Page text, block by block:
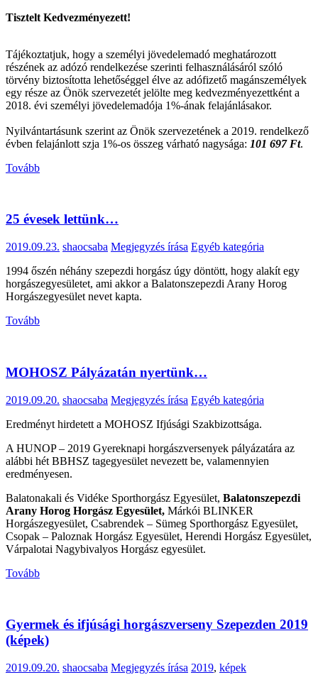
Tisztelt Kedvezményezett!
Tájékoztatjuk, hogy a személyi jövedelemadó meghatározott
részének az adózó rendelkezése szerinti felhasználásáról szóló
törvény biztosította lehetőséggel élve az adófizető magánszemélyek
egy része az Önök szervezetét jelölte meg kedvezményezettként a
2018. évi személyi jövedelemadója 1%-ának felajánlásakor.
Nyilvántartásunk szerint az Önök szervezetének a 2019. rendelkező
évben felajánlott szja 1%-os összeg várható nagysága: 101 697 Ft.
Tovább
25 évesek lettünk…
2019.09.23. shaocsaba Megjegyzés írása Egyéb kategória
1994 őszén néhány szepezdi horgász úgy döntött, hogy alakít egy
horgászegyesületet, ami akkor a Balatonszepezdi Arany Horog
Horgászegyesület nevet kapta.
Tovább
MOHOSZ Pályázatán nyertünk…
2019.09.20. shaocsaba Megjegyzés írása Egyéb kategória
Eredményt hirdetett a MOHOSZ Ifjúsági Szakbizottsága.
A HUNOP – 2019 Gyereknapi horgászversenyek pályázatára az
alábbi hét BBHSZ tagegyesület nevezett be, valamennyien
eredményesen.
Balatonakali és Vidéke Sporthorgász Egyesület, Balatonszepezdi
Arany Horog Horgász Egyesület, Márkói BLINKER
Horgászegyesület, Csabrendek – Sümeg Sporthorgász Egyesület,
Csopak – Paloznak Horgász Egyesület, Herendi Horgász Egyesület,
Várpalotai Nagybivalyos Horgász egyesület.
Tovább
Gyermek és ifjúsági horgászverseny Szepezden 2019
(képek)
2019.09.20. shaocsaba Megjegyzés írása 2019, képek